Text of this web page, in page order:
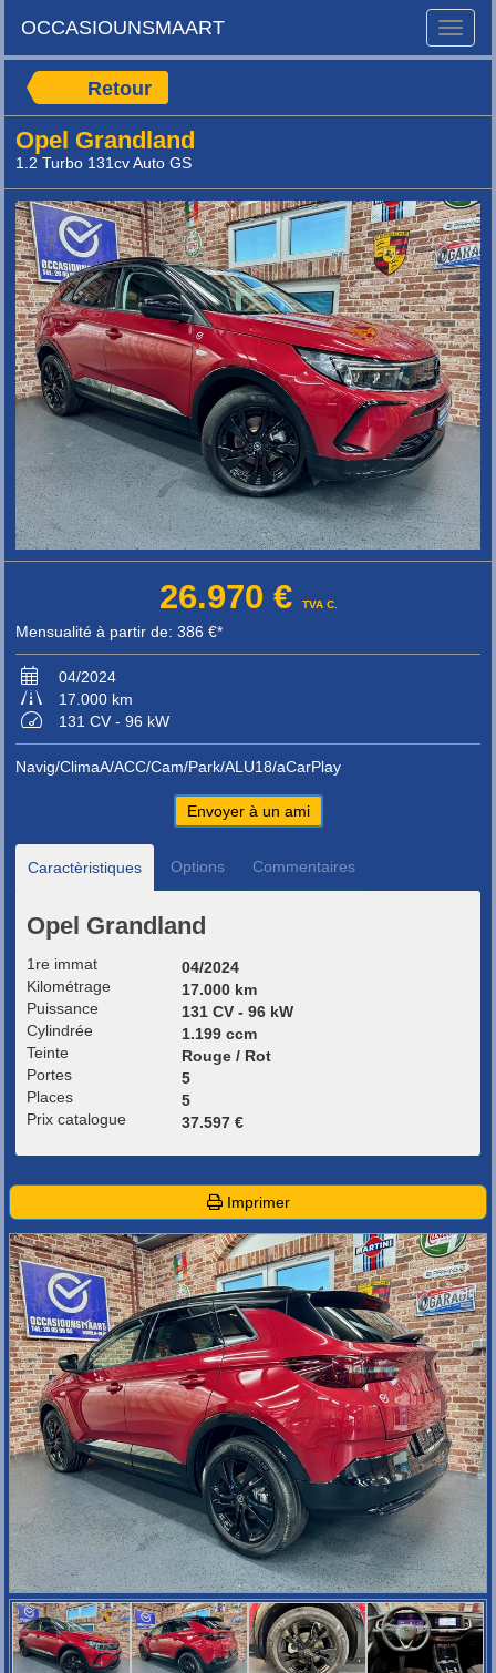
Toggle
OCCASIOUNSMAART
Retour
Opel Grandland
1.2 Turbo 131cv Auto GS
26.970 € TVA C.
Mensualité à partir de: 386 €*
04/2024
17.000 km
131 CV - 96 kW
Navig/ClimaA/ACC/Cam/Park/ALU18/aCarPlay
Envoyer à un ami
Caractèristiques Options Commentaires
Opel Grandland
1re immat
04/2024
Kilométrage
17.000 km
Puissance
131 CV - 96 kW
Cylindrée
1.199 ccm
Teinte
Rouge / Rot
Portes
5
Places
5
Prix catalogue
37.597 €
Imprimer